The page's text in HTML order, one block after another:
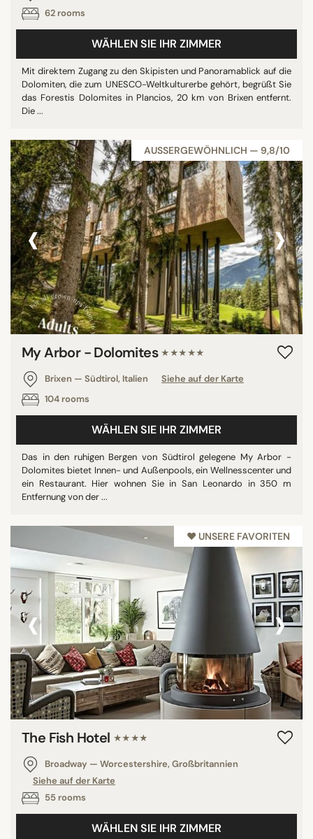
62 rooms
WÄHLEN SIE IHR ZIMMER
Mit direktem Zugang zu den Skipisten und Panoramablick auf die
Dolomiten, die zum UNESCO-Weltkulturerbe gehört, begrüßt Sie
das Forestis Dolomites in Plancios, 20 km von Brixen entfernt.
Die ...
AUSSERGEWÖHNLICH — 9,8/10
‹ ›
My Arbor - Dolomites ★★★★★
Brixen — Südtirol, Italien
Siehe auf der Karte
104 rooms
WÄHLEN SIE IHR ZIMMER
Das in den ruhigen Bergen von Südtirol gelegene My Arbor -
Dolomites bietet Innen- und Außenpools, ein Wellnesscenter und
ein Restaurant. Hier wohnen Sie in San Leonardo in 350 m
Entfernung von der ...
♥︎ UNSERE FAVORITEN
‹ ›
The Fish Hotel ★★★★
Broadway — Worcestershire, Großbritannien
Siehe auf der Karte
55 rooms
WÄHLEN SIE IHR ZIMMER